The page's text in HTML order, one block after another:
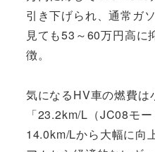
引き下げられ、通常ガ
見ても53～60万円高に
徴。
気になるHV車の燃費は
「23.2km/L（JC08モ
14.0km/Lから大幅に向